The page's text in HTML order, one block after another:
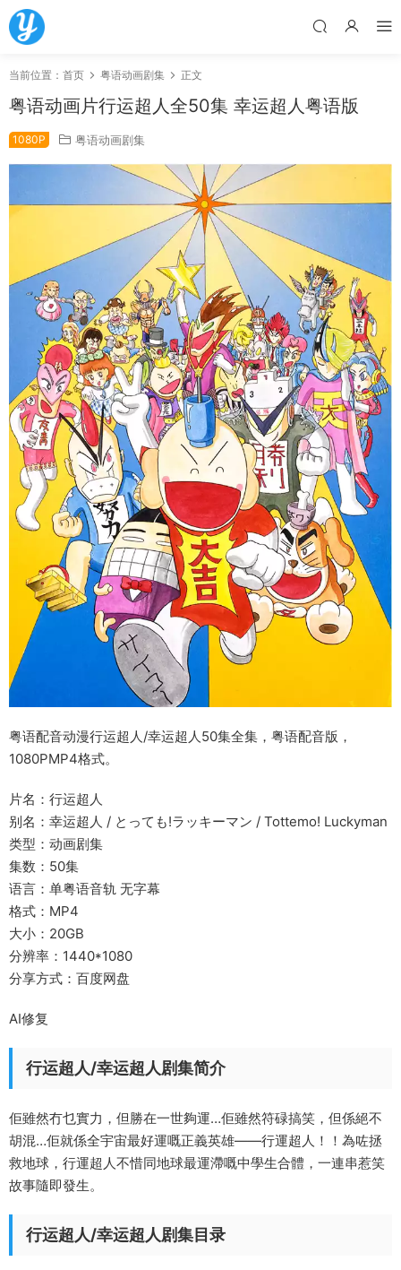
当前位置： 首页 粤语动画剧集 正文
粤语动画片行运超人全50集 幸运超人粤语版
1080P 粤语动画剧集
粤语配音动漫行运超人/幸运超人50集全集，粤语配音版，
1080PMP4格式。
片名：行运超人
别名：幸运超人 / とっても!ラッキーマン / Tottemo! Luckyman
类型：动画剧集
集数：50集
语言：单粤语音轨 无字幕
格式：MP4
大小：20GB
分辨率：1440*1080
分享方式：百度网盘
AI修复
行运超人/幸运超人剧集简介
佢雖然冇乜實力，但勝在一世夠運…佢雖然符碌搞笑，但係絕不
胡混…佢就係全宇宙最好運嘅正義英雄——行運超人！！為咗拯
救地球，行運超人不惜同地球最運滯嘅中學生合體，一連串惹笑
故事隨即發生。
行运超人/幸运超人剧集目录